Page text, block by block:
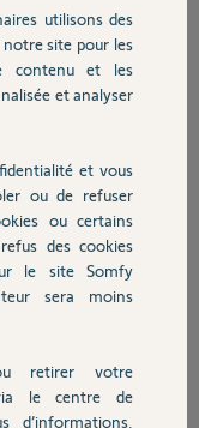
et descendez
utilisons des
site pour les
contenu et les
et analyser
et vous
ou de refuser
ou certains
des cookies
le site Somfy
sera moins
retirer votre
le centre de
d’informations,